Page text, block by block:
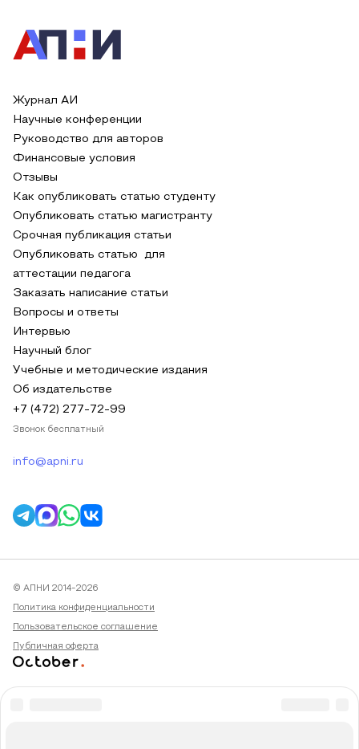
Журнал АИ
Научные конференции
Руководство для авторов
Финансовые условия
Отзывы
Как опубликовать статью студенту
Опубликовать статью магистранту
Срочная публикация статьи
Опубликовать статью для
аттестации педагога
Заказать написание статьи
Вопросы и ответы
Интервью
Научный блог
Учебные и методические издания
Об издательстве
+7 (472) 277-72-99
Звонок бесплатный
info@apni.ru
© АПНИ 2014-2026
Политика конфиденциальности
Пользовательское соглашение
Публичная оферта